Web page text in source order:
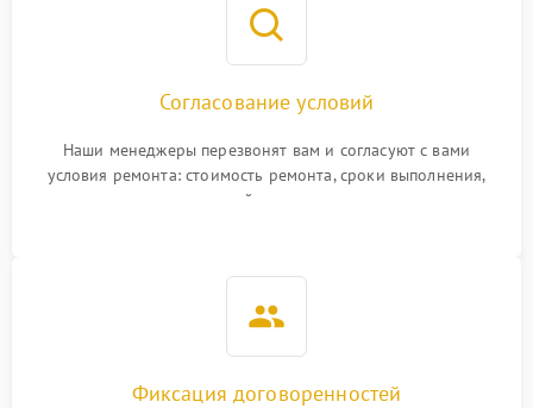
Согласование условий
Наши менеджеры перезвонят вам и согласуют с вами
условия ремонта: стоимость ремонта, сроки выполнения,
гарантийные условия
Фиксация договоренностей